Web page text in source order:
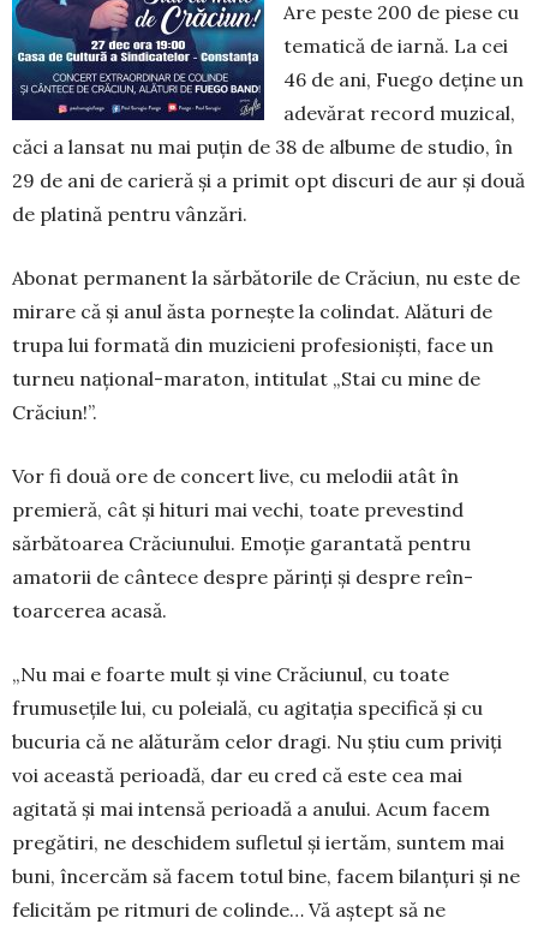
Are peste 200 de piese cu
tematică de iarnă. La cei
46 de ani, Fuego deține un
adevărat record muzical,
căci a lan­sat nu mai puțin de 38 de albume de stu­dio, în
29 de ani de carieră și a primit opt discuri de aur și două
de platină pentru vânzări.
Abonat permanent la sărbătorile de Crăciun, nu este de
mirare că și anul ăsta pornește la colindat. Alături de
trupa lui formată din muzicieni profe­sioniști, face un
turneu național-maraton, intitulat „Stai cu mine de
Crăciun!”.
Vor fi două ore de concert live, cu melodii atât în
premieră, cât și hituri mai vechi, toate prevestind
sărbătoarea Crăciunului. Emoție garantată pentru
amatorii de cân­tece despre părinți și despre reîn­
toarcerea acasă.
„Nu mai e foarte mult și vine Cră­ciunul, cu toa­te
frumusețile lui, cu poleială, cu agitația spe­cifică și cu
bucuria că ne alăturăm celor dragi. Nu știu cum priviți
voi această perioadă, dar eu cred că este cea mai
agitată și mai intensă perioadă a anului. Acum facem
pregătiri, ne deschidem sufletul și iertăm, suntem mai
buni, încercăm să facem totul bine, facem bilanțuri și ne
felicităm pe ritmuri de colinde… Vă aștept să ne